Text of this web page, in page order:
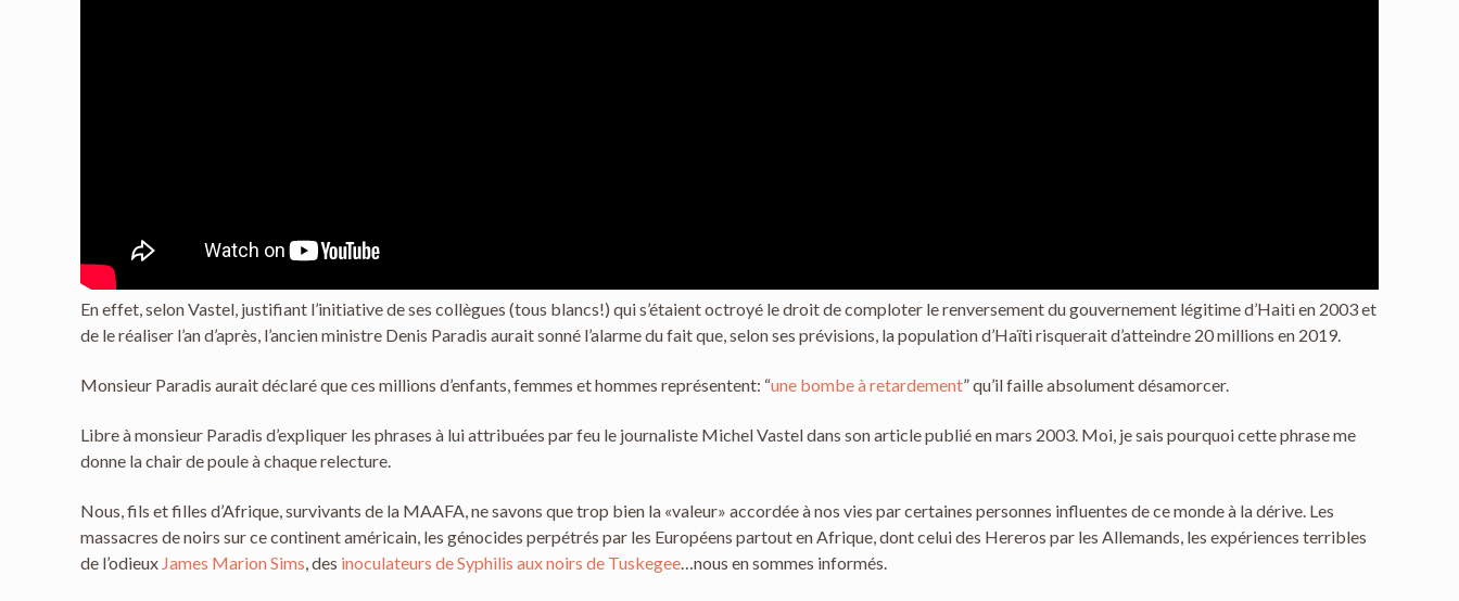
En effet, selon Vastel, justifiant l’initiative de ses collègues (tous blancs!) qui s’étaient octroyé le droit de comploter le renversement du gouvernement légitime d’Haiti en 2003 et
de le réaliser l’an d’après, l’ancien ministre Denis Paradis aurait sonné l’alarme du fait que, selon ses prévisions, la population d’Haïti risquerait d’atteindre 20 millions en 2019.
Monsieur Paradis aurait déclaré que ces millions d’enfants, femmes et hommes représentent: “une bombe à retardement” qu’il faille absolument désamorcer.
Libre à monsieur Paradis d’expliquer les phrases à lui attribuées par feu le journaliste Michel Vastel dans son article publié en mars 2003. Moi, je sais pourquoi cette phrase me
donne la chair de poule à chaque relecture.
Nous, fils et filles d’Afrique, survivants de la MAAFA, ne savons que trop bien la «valeur» accordée à nos vies par certaines personnes influentes de ce monde à la dérive. Les
massacres de noirs sur ce continent américain, les génocides perpétrés par les Européens partout en Afrique, dont celui des Hereros par les Allemands, les expériences terribles
de l’odieux James Marion Sims, des inoculateurs de Syphilis aux noirs de Tuskegee…nous en sommes informés.